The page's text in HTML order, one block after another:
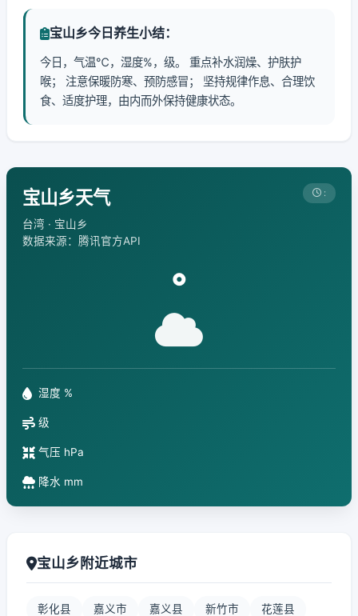
宝山乡今日养生小结：
今日，气温℃，湿度%，级。 重点补水润燥、护肤护
喉； 注意保暖防寒、预防感冒； 坚持规律作息、合理饮
食、适度护理，由内而外保持健康状态。
宝山乡天气
台湾 · 宝山乡
数据来源：腾讯官方API
:
°
湿度 %
级
气压 hPa
降水 mm
宝山乡附近城市
彰化县 嘉义市 嘉义县 新竹市 花莲县